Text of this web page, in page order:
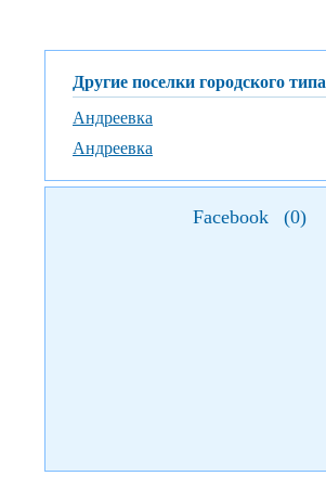
Другие поселки городского типа
Андреевка
Андреевка
Facebook (0)